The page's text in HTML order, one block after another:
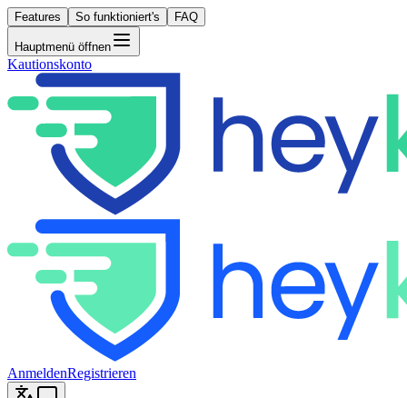
Features So funktioniert's FAQ
Hauptmenü öffnen
Kautionskonto
AnmeldenRegistrieren